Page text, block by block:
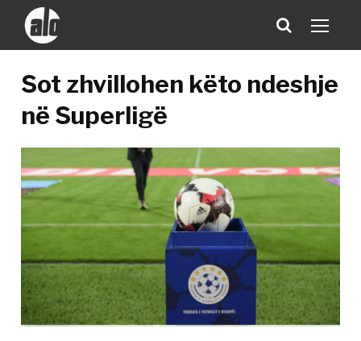
Sot zhvillohen këto ndeshje
në Superligë